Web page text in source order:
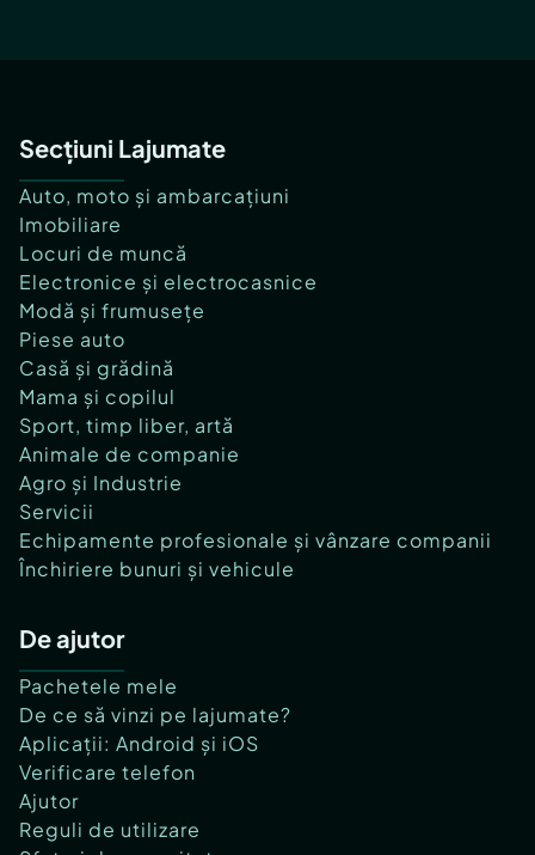
Secțiuni Lajumate
Auto, moto și ambarcațiuni
Imobiliare
Locuri de muncă
Electronice și electrocasnice
Modă și frumusețe
Piese auto
Casă și grădină
Mama și copilul
Sport, timp liber, artă
Animale de companie
Agro și Industrie
Servicii
Echipamente profesionale și vânzare companii
Închiriere bunuri și vehicule
De ajutor
Pachetele mele
De ce să vinzi pe lajumate?
Aplicații: Android și iOS
Verificare telefon
Ajutor
Reguli de utilizare